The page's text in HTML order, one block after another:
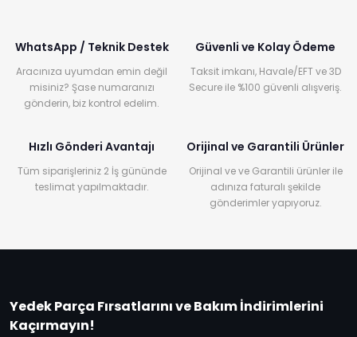
WhatsApp / Teknik Destek
Aracınıza uyumdan emin değil
misiniz? Şase numaranızı
gönderin, biz kontrol edelim.
Güvenli ve Kolay Ödeme
Taksit imkanı, Havale/EFT ve 3D
Secure ile %100 güvenli alışveriş.
Hızlı Gönderi Avantajı
Tüm siparişleriniz 2 İş gününde
teslimat yapılmaktadır.
Orijinal ve Garantili Ürünler
Orijinal ve ve Garantili ürünler ile
adınıza faturalı şekilde
gönderimler yapıyoruz.
Yedek Parça Fırsatlarını ve Bakım İndirimlerini
Kaçırmayın!